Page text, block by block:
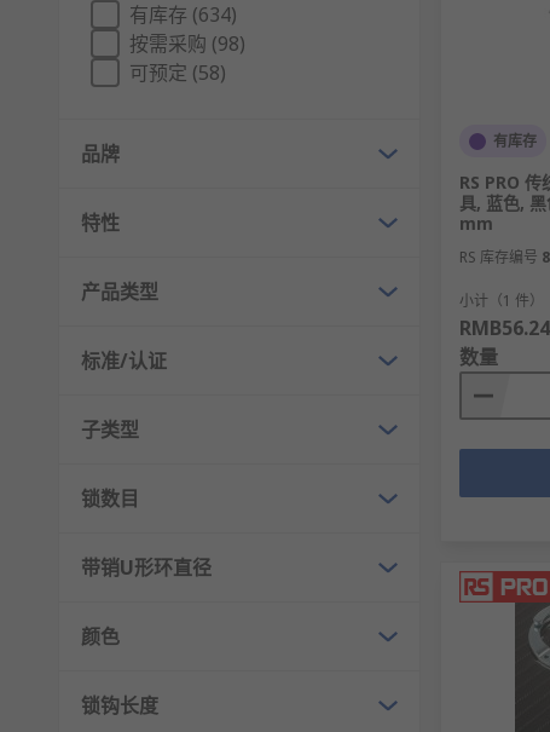
锁挂牌类型
按材质分类：塑料锁挂牌、金属锁挂牌、耐高温阻
按用途分类：阀门锁挂牌、电气开关锁挂牌、管道
、反光型锁挂牌
锁挂牌规格
尺寸规格：80×50mm、100×60mm、120×80mm
材质厚度：塑料款0.8-2.0mm、金属款0.5-1.5mm
耐候等级：IP54-IP65防尘防水等级，适应室内外
印刷工艺：丝网印刷、UV印刷，支持定制企业
石油和化工行业：反应釜检修工位、管道阀门管控
电力和能源行业：变电站开关柜、发电机组检修区
机械制造行业：数控机床检修工位、冲压设备安全
建筑和施工行业：工地临时用电配电箱、起重机械
轨道交通行业：列车检修库、信号系统控制柜、轨
食品和医药行业：生产设备清洁消毒工位、无菌车
有库存 (634)
按需采购 (98)
可预定 (58)
品牌
特性
产品类型
标准/认证
子类型
锁数目
带销U形环直径
颜色
锁钩长度
有库存
RS PRO
具, 蓝色,
mm
RS 库存编号
小计（1 件）
RMB56.24
数量